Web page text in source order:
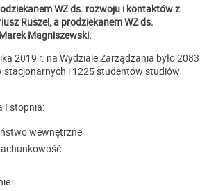
WZ ds. rozwoju i kontaktów z
Ruszel, a prodziekanem WZ ds.
Magniszewski.
2019 r. na Wydziale Zarządzania było 2083
i 1225 studentów studiów
I stopnia:
wewnętrzne